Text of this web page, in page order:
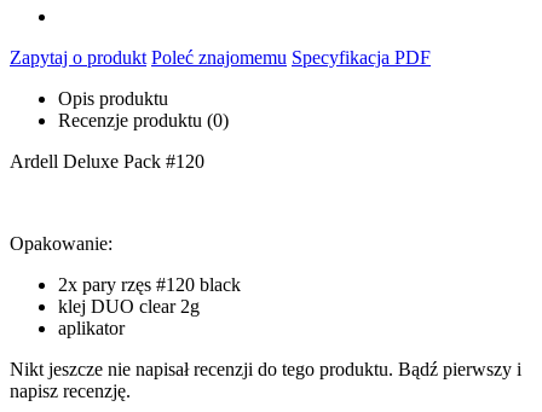
Zapytaj o produkt Poleć znajomemu Specyfikacja PDF
Opis produktu
Recenzje produktu (0)
Ardell Deluxe Pack #120
Opakowanie:
2x pary rzęs #120 black
klej DUO clear 2g
aplikator
Nikt jeszcze nie napisał recenzji do tego produktu. Bądź pierwszy i
napisz recenzję.